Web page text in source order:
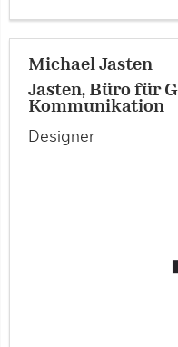
Michael Jasten
Jasten, Büro für
Kommunikation
Designer